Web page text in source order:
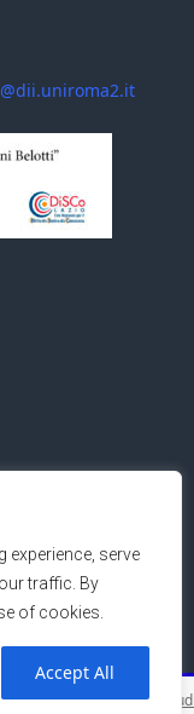
experience, serve
traffic. By
of cookies.
Accept All
– Università degli